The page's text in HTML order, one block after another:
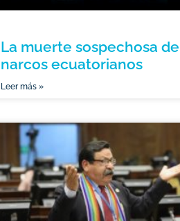
La muerte sospechosa de
narcos ecuatorianos
Leer más »